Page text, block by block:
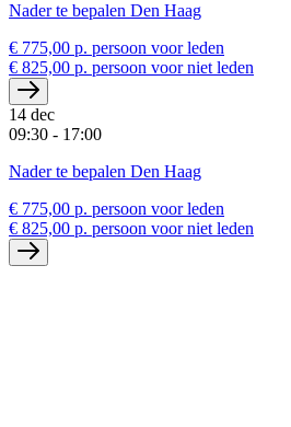
Nader te bepalen Den Haag
€ 775,00 p. persoon voor leden
€ 825,00 p. persoon voor niet leden
14 dec
09:30 - 17:00
Nader te bepalen Den Haag
€ 775,00 p. persoon voor leden
€ 825,00 p. persoon voor niet leden